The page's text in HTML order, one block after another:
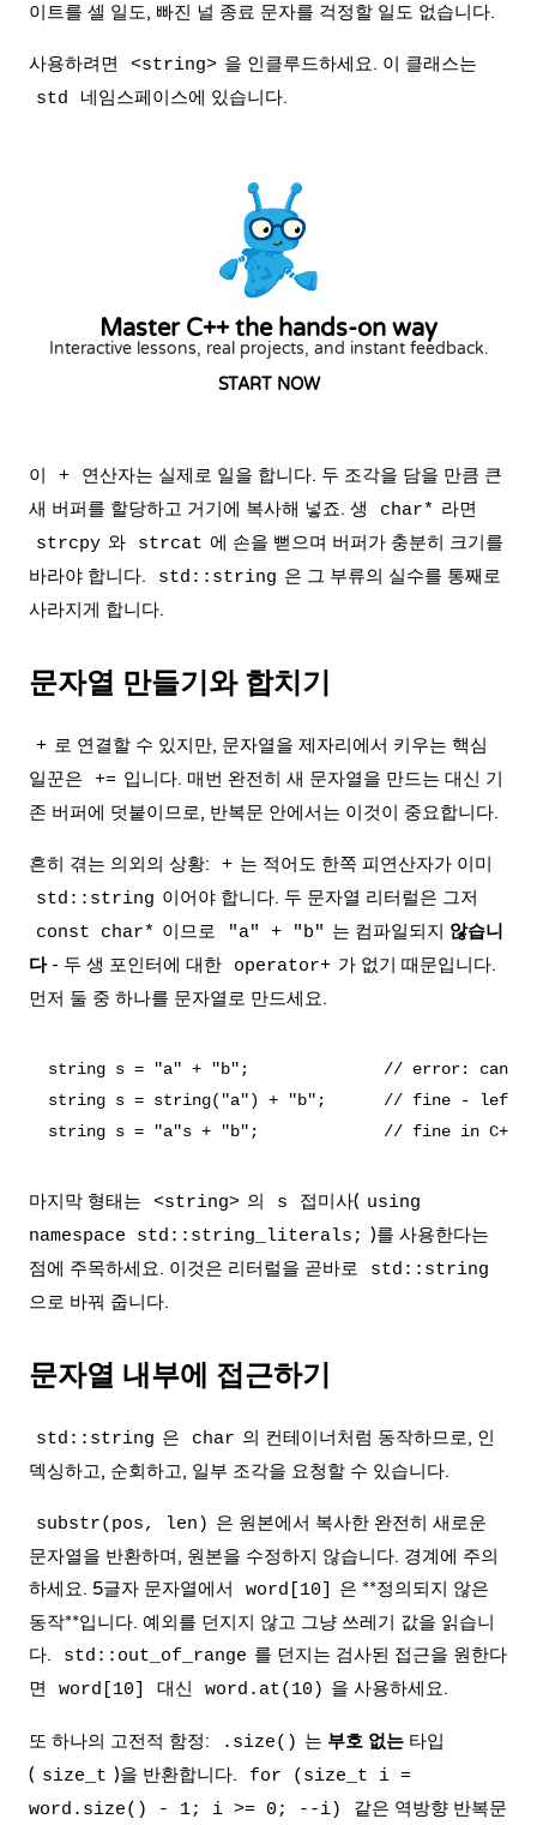
이트를 셀 일도, 빠진 널 종료 문자를 걱정할 일도 없습니다.
사용하려면 <string> 을 인클루드하세요. 이 클래스는
std 네임스페이스에 있습니다.
Master C++ the hands-on way
Interactive lessons, real projects, and instant feedback.
START NOW
이 +
연산자는 실제로 일을 합니다. 두 조각을 담을 만큼 큰
새 버퍼를 할당하고 거기에 복사해 넣죠. 생
char* 라면
strcpy 와 strcat 에 손을 뻗으며 버퍼가 충분히 크기를
바라야 합니다.
std::string 은 그 부류의 실수를 통째로
사라지게 합니다.
문자열 만들기와 합치기
+ 로 연결할 수 있지만, 문자열을 제자리에서 키우는 핵심
일꾼은
+= 입니다. 매번 완전히 새 문자열을 만드는 대신 기
존 버퍼에 덧붙이므로, 반복문 안에서는 이것이 중요합니다.
흔히 겪는 의외의 상황: + 는 적어도 한쪽 피연산자가 이미
std::string 이어야 합니다. 두 문자열 리터럴은 그저
const char* 이므로 "a" + "b" 는 컴파일되지 않습니
다- 두 생 포인터에 대한 operator+ 가 없기 때문입니다.
먼저 둘 중 하나를 문자열로 만드세요.
string s = "a" + "b";              // error: can't
string s = string("a") + "b";      // fine - left
마지막 형태는 <string> 의 s 접미사( using
namespace std::string_literals; )를 사용한다는
점에 주목하세요. 이것은 리터럴을 곧바로
std::string
으로 바꿔 줍니다.
문자열 내부에 접근하기
std::string 은 char 의 컨테이너처럼 동작하므로, 인
덱싱하고, 순회하고, 일부 조각을 요청할 수 있습니다.
substr(pos, len) 은 원본에서 복사한 완전히 새로운
문자열을 반환하며, 원본을 수정하지 않습니다. 경계에 주의
하세요. 5글자 문자열에서
word[10] 은 **정의되지 않은
동작**입니다. 예외를 던지지 않고 그냥 쓰레기 값을 읽습니
다.
std::out_of_range 를 던지는 검사된 접근을 원한다
면
word[10] 대신 word.at(10) 을 사용하세요.
또 하나의 고전적 함정: .size() 는 부호 없는 타입
( size_t )을 반환합니다.
for (size_t i =
word.size() - 1; i >= 0; --i)
같은 역방향 반복문